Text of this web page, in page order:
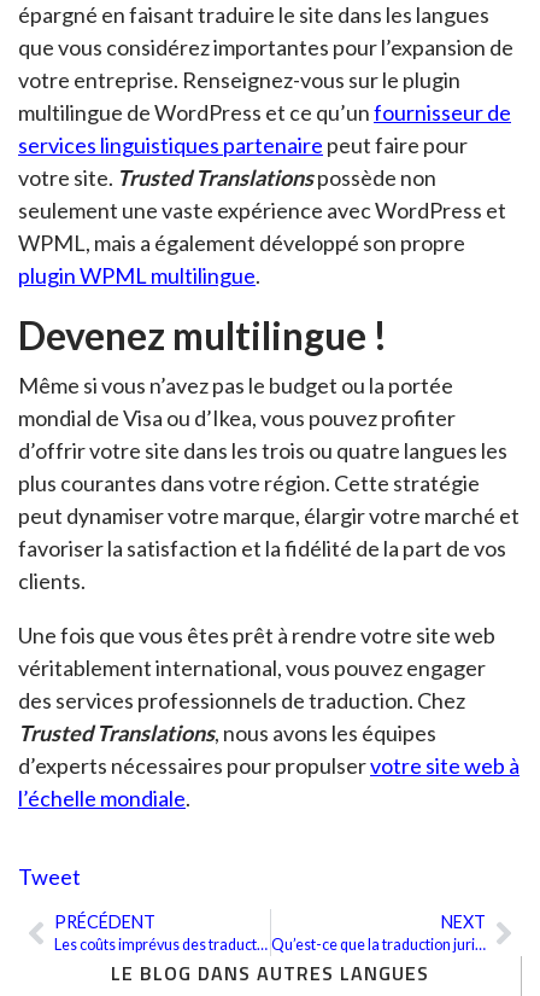
LE BLOG DANS AUTRES LANGUES
épargné en faisant traduire le site dans les langues
que vous considérez importantes pour l’expansion de
votre entreprise. Renseignez-vous sur le plugin
multilingue de WordPress et ce qu’unfournisseur de
services linguistiques partenaire peut faire pour
votre site. Trusted Translationspossède non
seulement une vaste expérience avec WordPress et
WPML, mais a également développé son propre
plugin WPML multilingue.
Devenez multilingue !
Même si vous n’avez pas le budget ou la portée
mondial de Visa ou d’Ikea, vous pouvez profiter
d’offrir votre site dans les trois ou quatre langues les
plus courantes dans votre région. Cette stratégie
peut dynamiser votre marque, élargir votre marché et
favoriser la satisfaction et la fidélité de la part de vos
clients.
Une fois que vous êtes prêt à rendre votre site web
véritablement international, vous pouvez engager
des services professionnels de traduction. Chez
Trusted Translations, nous avons les équipes
d’experts nécessaires pour propulservotre site web à
l’échelle mondiale.
Tweet
Précédent
PRÉCÉDENT
Les coûts imprévus des traductions gratuites
NEXT
Qu’est-ce que la traduction juridique ? Ce n’est pas tout à fait ce à quoi vous vous attendez